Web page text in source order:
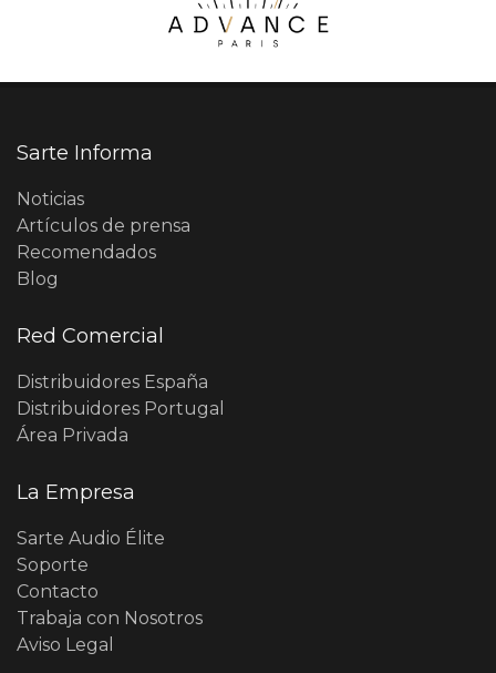
Sarte Informa
Noticias
Artículos de prensa
Recomendados
Blog
Red Comercial
Distribuidores España
Distribuidores Portugal
Área Privada
La Empresa
Sarte Audio Élite
Soporte
Contacto
Trabaja con Nosotros
Aviso Legal